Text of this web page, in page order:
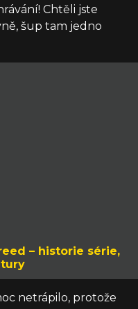
Chtěli jste
šup tam jedno
– historie série,
netrápilo, protože